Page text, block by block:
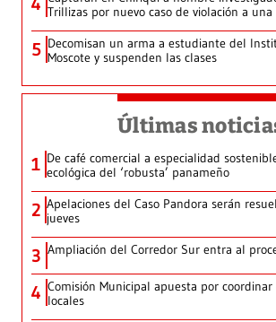
Trillizas por nuevo caso de violación a
5 Decomisan un arma a estudiante del
Moscote y suspenden las clases
Últimas
1 De café comercial a especialidad
ecológica del ‘robusta’ panameño
2 Apelaciones del Caso Pandora serán
jueves
3 Ampliación del Corredor Sur entra al
4 Comisión Municipal apuesta por
locales